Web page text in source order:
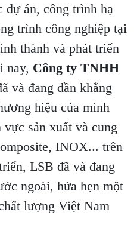
dự án, công trình hạ
trình công nghiệp tại
thành và phát triển
nay, Công ty TNHH
và đang dần khẳng
hiệu của mình
sản xuất và cung
INOX... trên
LSB đã và đang
ngoài, hứa hẹn một
lượng Việt Nam